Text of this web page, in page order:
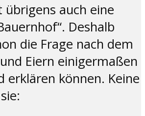
übrigens auch eine
Deshalb
die Frage nach dem
Eiern einigermaßen
erklären können. Keine